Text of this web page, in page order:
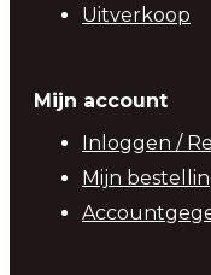
Uitverkoop
Mijn account
Inloggen /
Mijn